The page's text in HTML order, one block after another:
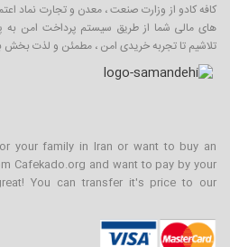
کافه کادو از وزارت صنعت ، معدن و تجارت نماد
های مالی شما از طریق سیستم پرداخت امن به
تلاشیم تا تجربه خریدی امن ، مطمئن و لذت بخش
your family in Iran or want to buy an
Cafekado.org and want to pay by your
You can transfer it's price to our